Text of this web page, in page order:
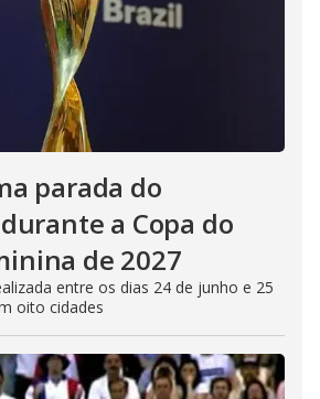
parada do
a Copa do
de 2027
entre os dias 24 de junho e 25
oito cidades